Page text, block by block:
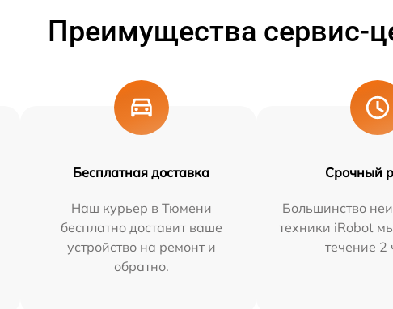
Преимущества сервис-
Бесплатная доставка
Наш курьер в Тюмени
бесплатно доставит ваше
устройство на ремонт и
обратно.
Срочный
Большинство
техники iRobot
течение 2